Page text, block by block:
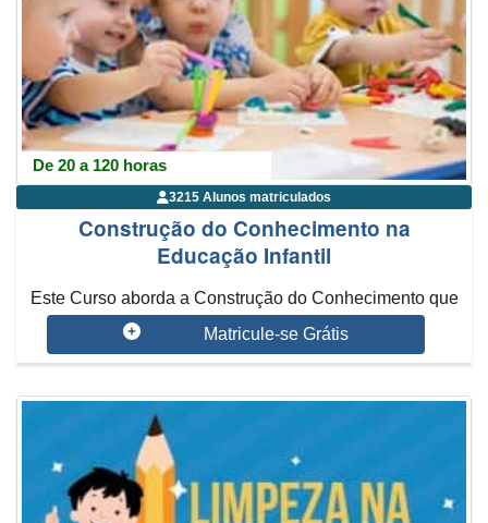
De 20 a 120 horas
3215 Alunos matriculados
Construção do Conhecimento na
Educação Infantil
Este Curso aborda a Construção do Conhecimento que
se dá dentro da Educação...
Matricule-se Grátis